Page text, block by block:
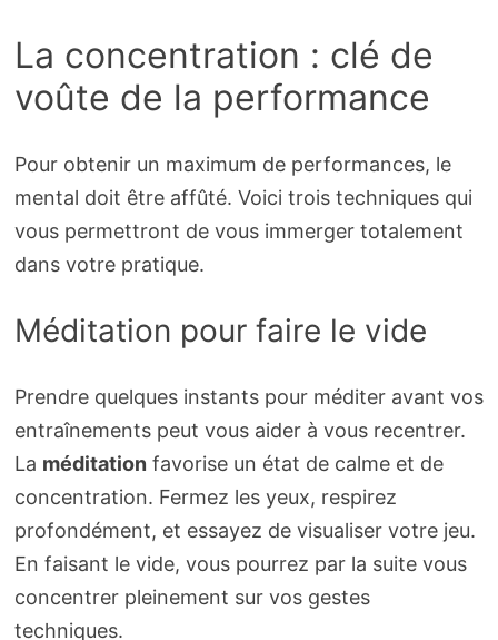
La concentration : clé de
voûte de la performance
Pour obtenir un maximum de performances, le
mental doit être affûté. Voici trois techniques qui
vous permettront de vous immerger totalement
dans votre pratique.
Méditation pour faire le vide
Prendre quelques instants pour méditer avant vos
entraînements peut vous aider à vous recentrer.
La méditation favorise un état de calme et de
concentration. Fermez les yeux, respirez
profondément, et essayez de visualiser votre jeu.
En faisant le vide, vous pourrez par la suite vous
concentrer pleinement sur vos gestes
techniques.